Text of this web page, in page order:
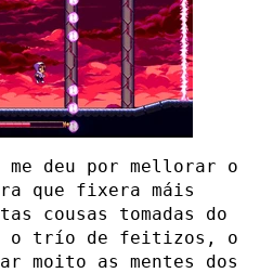
me deu por mellorar o
que fixera máis
cousas tomadas do
o trío de feitizos, o
moito as mentes dos